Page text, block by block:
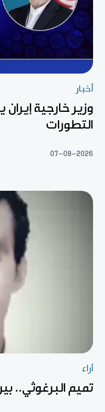
أخبار
وزير خارجية
التطورات
07-08-2026
آراء
تميم البرغوثي..